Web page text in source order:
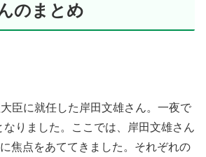
のまとめ
臣に就任した岸田文雄さん。一夜で
なりました。ここでは、岸田文雄さん
焦点をあててきました。それぞれの